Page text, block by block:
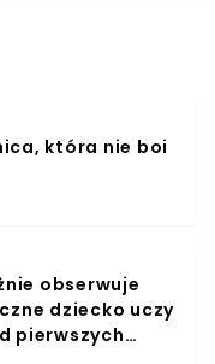
ludzi jak
niemiecki i wilk
zwierzęta te
która nie boi
obserwuje
dziecko uczy
pierwszych